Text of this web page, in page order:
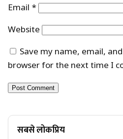
Email *
Website
Save my name, email,
browser for the next time I
सबसे लोकप्रिय